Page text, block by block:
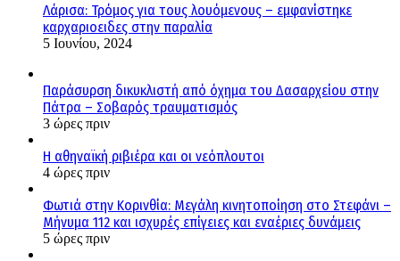
Λάρισα: Τρόμος για τους λουόμενους – εμφανίστηκε
καρχαριοειδες στην παραλία
5 Ιουνίου, 2024
Παράσυρση δικυκλιστή από όχημα του Δασαρχείου στην
Πάτρα – Σοβαρός τραυματισμός
3 ώρες πριν
Η αθηναϊκή ριβιέρα και οι νεόπλουτοι
4 ώρες πριν
Φωτιά στην Κορινθία: Μεγάλη κινητοποίηση στο Στεφάνι –
Μήνυμα 112 και ισχυρές επίγειες και εναέριες δυνάμεις
5 ώρες πριν